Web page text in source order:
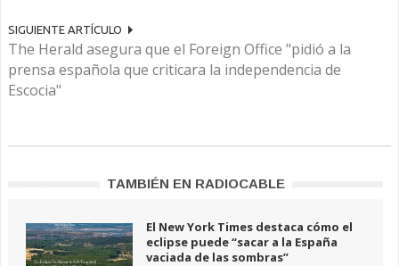
SIGUIENTE ARTÍCULO
The Herald asegura que el Foreign Office "pidió a la
prensa española que criticara la independencia de
Escocia"
TAMBIÉN EN RADIOCABLE
El New York Times destaca cómo el
eclipse puede “sacar a la España
vaciada de las sombras”